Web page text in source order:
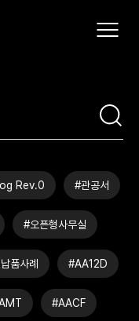
인스가구
Rev.0 #관공서
#오픈형사무실
품사례 #AA12D
#AACF